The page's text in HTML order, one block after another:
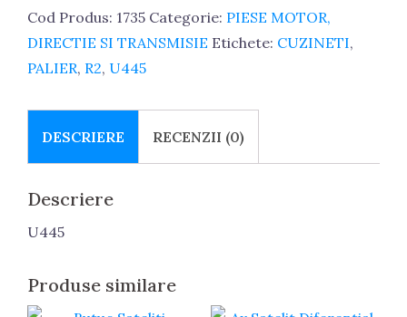
U445
Romlag
Cod Produs: 1735 Categorie: PIESE MOTOR,
DIRECTIE SI TRANSMISIE Etichete: CUZINETI,
PALIER, R2, U445
DESCRIERE RECENZII (0)
Descriere
U445
Produse similare